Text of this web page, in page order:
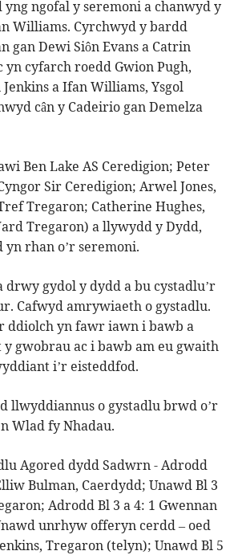
yng ngofal y seremoni a chanwyd y
Williams. Cyrchwyd y bardd
gan Dewi Siôn Evans a Catrin
yn cyfarch roedd Gwion Pugh,
a Ifan Williams, Ysgol
cân y Cadeirio gan Demelza
Ben Lake AS Ceredigion; Peter
Sir Ceredigion; Arwel Jones,
Tregaron; Catherine Hughes,
Tregaron) a llywydd y Dydd,
yn rhan o’r seremoni.
drwy gydol y dydd a bu cystadlu’r
Cafwyd amrywiaeth o gystadlu.
ddiolch yn fawr iawn i bawb a
gwobrau ac i bawb am eu gwaith
i’r eisteddfod.
llwyddiannus o gystadlu brwd o’r
Wlad fy Nhadau.
Agored dydd Sadwrn - Adrodd
Bulman, Caerdydd; Unawd Bl 3
Adrodd Bl 3 a 4: 1 Gwennan
unrhyw offeryn cerdd – oed
Tregaron (telyn); Unawd Bl 5